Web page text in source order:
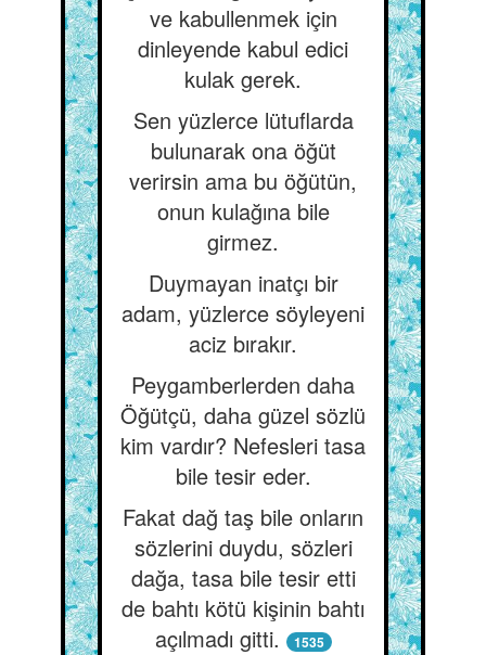
ve kabullenmek için
dinleyende kabul edici
kulak gerek.
Sen yüzlerce lütuflarda
bulunarak ona öğüt
verirsin ama bu öğütün,
onun kulağına bile
girmez.
Duymayan inatçı bir
adam, yüzlerce söyleyeni
aciz bırakır.
Peygamberlerden daha
Öğütçü, daha güzel sözlü
kim vardır? Nefesleri tasa
bile tesir eder.
Fakat dağ taş bile onların
sözlerini duydu, sözleri
dağa, tasa bile tesir etti
de bahtı kötü kişinin bahtı
açılmadı gitti.
1535